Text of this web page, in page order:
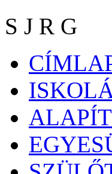
S J R G